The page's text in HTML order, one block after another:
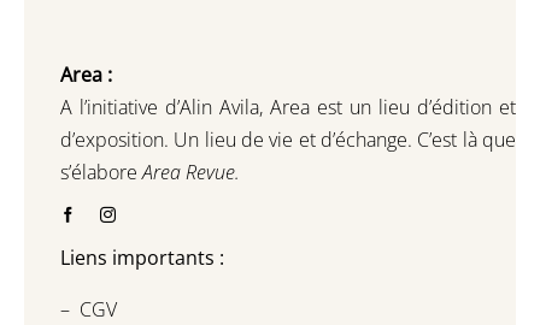
Area :
A l’initiative d’Alin Avila, Area est un lieu d’édition et
d’exposition. Un lieu de vie et d’échange. C’est là que
s’élaboreArea Revue.
Liens importants :
– CGV